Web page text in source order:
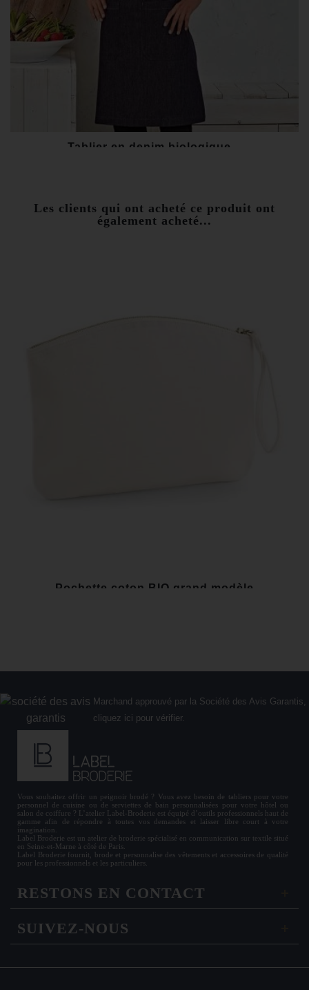
Tablier en denim biologique...
Les clients qui ont acheté ce produit ont
également acheté...
Pochette coton BIO grand modèle
Marchand approuvé par la Société des Avis Garantis,
cliquez ici pour vérifier.
Vous souhaitez offrir un peignoir brodé ? Vous avez besoin de tabliers pour votre
personnel de cuisine ou de serviettes de bain personnalisées pour votre hôtel ou
salon de coiffure ? L’atelier Label-Broderie est équipé d’outils professionnels haut de
gamme afin de répondre à toutes vos demandes et laisser libre court à votre
imagination.
Label Broderie est un atelier de broderie spécialisé en communication sur textile situé
en Seine-et-Marne à côté de Paris.
Label Broderie fournit, brode et personnalise des vêtements et accessoires de qualité
pour les professionnels et les particuliers.
RESTONS EN CONTACT
SUIVEZ-NOUS